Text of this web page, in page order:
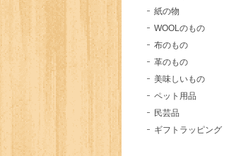
紙の物
WOOLのもの
布のもの
革のもの
美味しいもの
ペット用品
民芸品
ギフトラッピング